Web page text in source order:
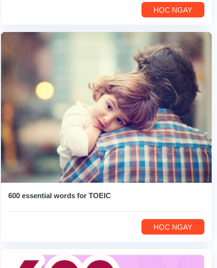
HỌC NGAY
600 essential words for TOEIC
HỌC NGAY